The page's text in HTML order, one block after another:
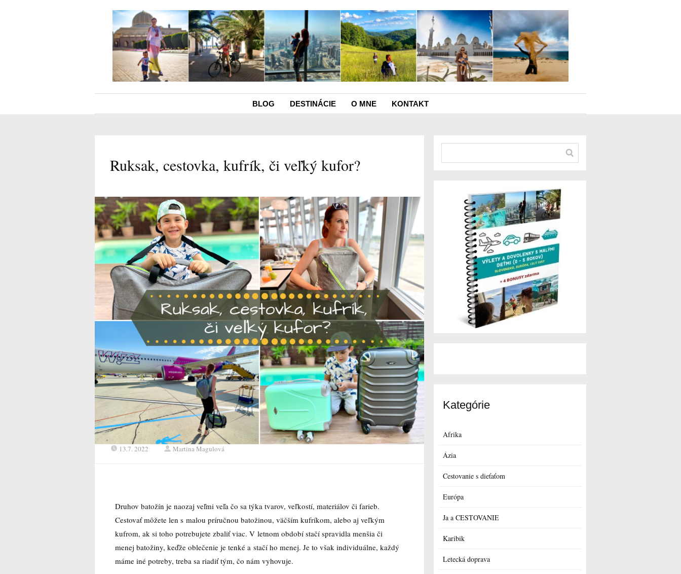
BLOG DESTINÁCIE O MNE KONTAKT
Ruksak, cestovka, kufrík, či veľký kufor?
13.7. 2022 Martina Magulová
Druhov batožín je naozaj veľmi veľa čo sa týka tvarov, veľkostí, materiálov či farieb.
Cestovať môžete len s malou príručnou batožinou, väčším kufríkom, alebo aj veľkým
kufrom, ak si toho potrebujete zbaliť viac. V letnom období stačí spravidla menšia či
menej batožiny, keďže oblečenie je tenké a stačí ho menej. Je to však individuálne, každý
máme iné potreby, treba sa riadiť tým, čo nám vyhovuje.
Kategórie
Afrika
Ázia
Cestovanie s dieťaťom
Európa
Ja a CESTOVANIE
Karibik
Letecká doprava